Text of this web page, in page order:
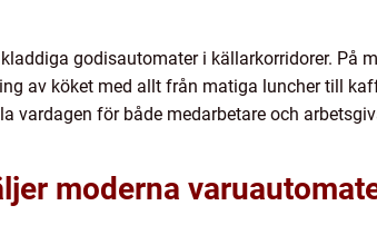
godisautomater i källarkorridorer. På
av köket med allt från matiga luncher till
vardagen för både medarbetare och
moderna